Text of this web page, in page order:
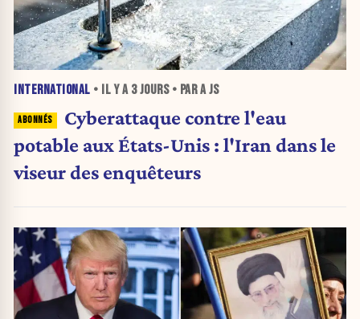
INTERNATIONAL • IL Y A 3 JOURS• PAR A JS
Cyberattaque contre l'eau
potable aux États-Unis : l'Iran dans le
viseur des enquêteurs